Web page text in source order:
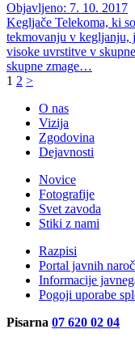
Objavljeno: 7. 10. 2017
Kegljače Telekoma, ki
tekmovanju v kegljanju,
visoke uvrstitve v
skupne zmage…
1 2 >
O nas
Vizija
Zgodovina
Dejavnosti
Novice
Fotografije
Svet zavoda
Stiki z nami
Razpisi
Portal javnih
Informacije
Pogoji uporabe
Pisarna 07 620 02 04